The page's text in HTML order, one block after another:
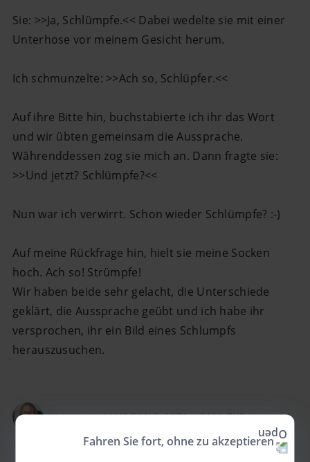
Fahren Sie fort, ohne zu akzeptieren
Sie: >>Ja, Schlümpfe.<< Dabei wedelte sie mit einer
Unterhose vor meinem Gesicht herum.
Ich schmunzelte: >>Ach so, Schlüpfer.<<
Auf ihre Bitte hin, buchstabierte ich ihr das Wort
und wir übten gemeinsam die Aussprache.
Währenddessen zog sie mich an. Dann fragte sie:
>>Und jetzt? Schlümpfe?<<
Nun war ich verwirrt. Schon wieder Schlümpfe? :-)
Auf meine Rückfrage hin, hielt sie meine Socken
hoch. Ach so! Strümpfe!
Wir haben beide sehr gelacht, die Unterschiede
geklärt, die Aussprache geübt und ich habe ihr
versprochen, ihr ein Bild eines Schlumpfs
herauszusuchen.
CAMILLA • JAHRGANG 1971 • SMA TYP II